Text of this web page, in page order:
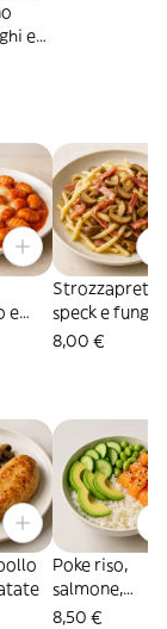
e
e
Strozzapreti
speck e funghi
8,00 €
Poke riso,
salmone,
avocado
8,50 €